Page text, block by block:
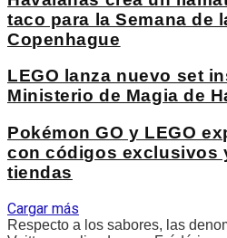
taco para la Semana de
Copenhague
LEGO lanza nuevo set
Ministerio de Magia de
Pokémon GO y LEGO
con códigos exclusivos
tiendas
Cargar más
Respecto a los sabores, las